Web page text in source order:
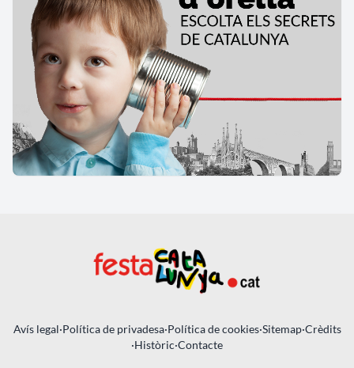
Avís legal·Política de privadesa·Política de cookies·Sitemap·Crèdits
·Històric·Contacte